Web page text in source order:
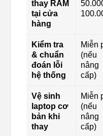
thay RAM
tại cửa
hàng
Kiểm tra
& chuẩn
đoán lỗi
hệ thống
Miễn
(nếu
nâng
cấp)
Vệ sinh
laptop cơ
bản khi
thay
Miễn
(nếu
nâng
cấp)